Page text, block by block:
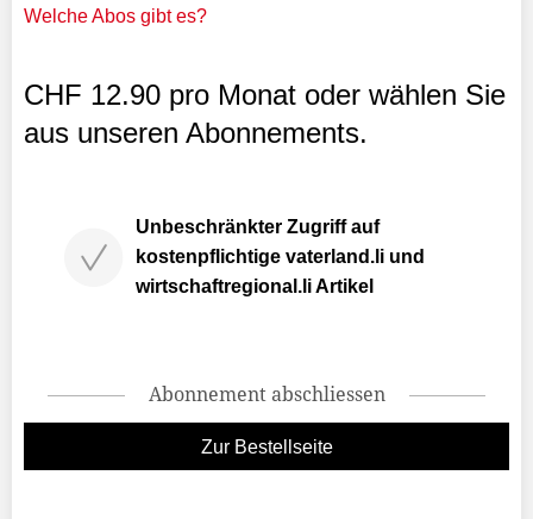
Welche Abos gibt es?
CHF 12.90 pro Monat oder wählen Sie
aus unseren Abonnements.
Unbeschränkter Zugriff auf
kostenpflichtige vaterland.li und
wirtschaftregional.li Artikel
Abonnement abschliessen
Zur Bestellseite